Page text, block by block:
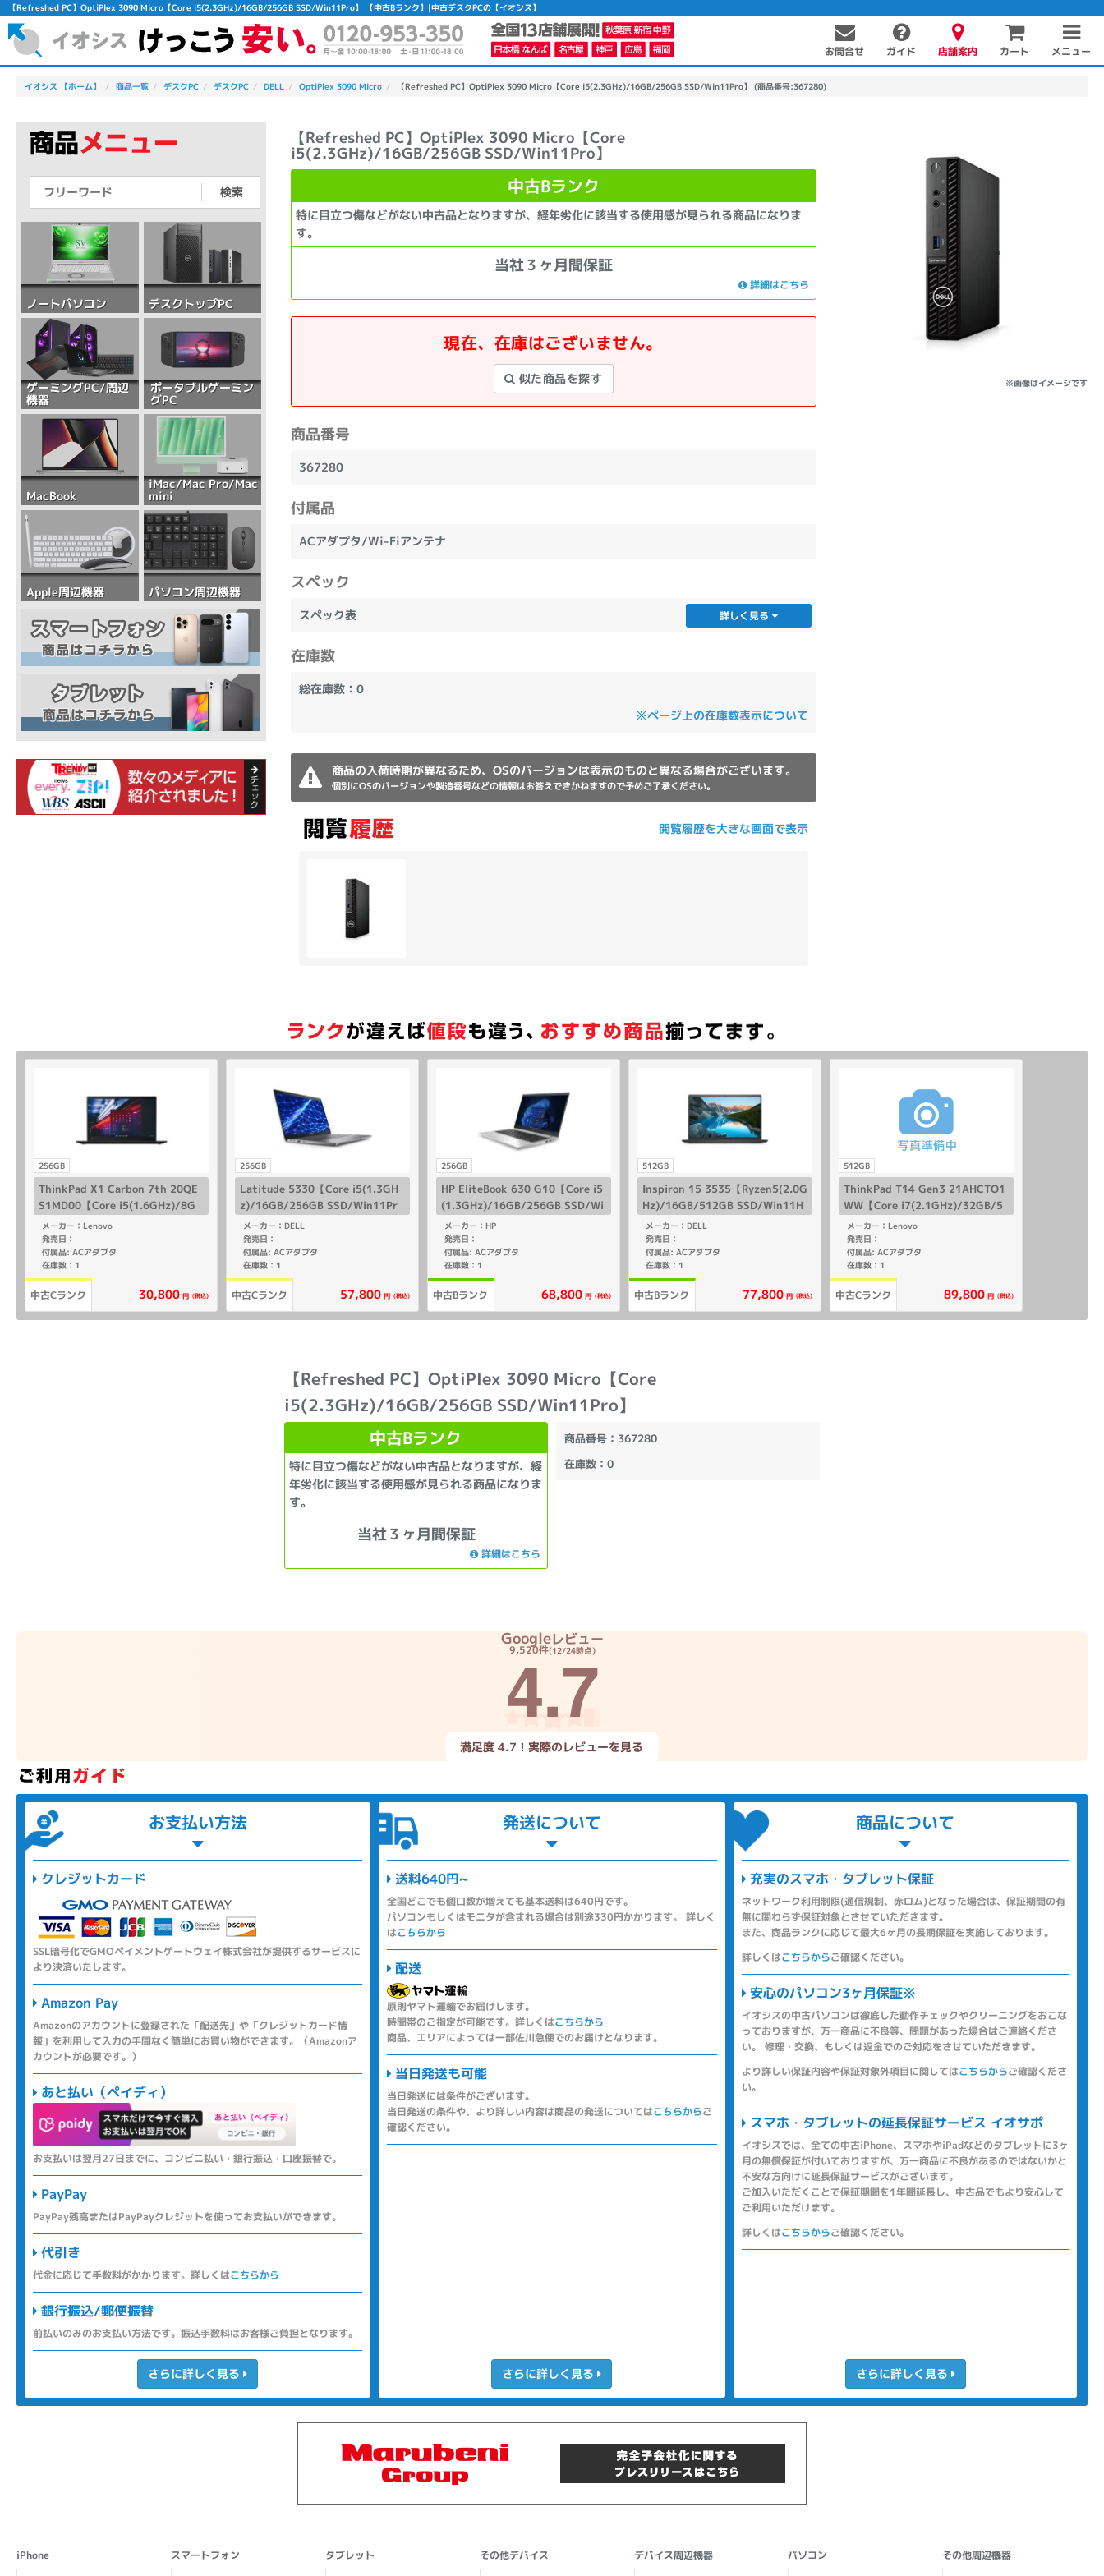
【Refreshed PC】OptiPlex 3090 Micro【Core i5(2.3GHz)/16GB/256GB SSD/Win11Pro】 【中古Bランク】|中古デスクPCの【イオシス】
お問合せ ガイド 店舗案内 カート メニュー
イオシス 【ホーム】 商品一覧 デスクPC デスクPC DELL OptiPlex 3090 Micro 【Refreshed PC】OptiPlex 3090 Micro【Core i5(2.3GHz)/16GB/256GB SSD/Win11Pro】 (商品番号:367280)
【Refreshed PC】OptiPlex 3090 Micro【Core
i5(2.3GHz)/16GB/256GB SSD/Win11Pro】
※画像はイメージです
中古Bランク
特に目立つ傷などがない中古品となりますが、経年劣化に該当する使用感が見られる商品になりま
す。
当社３ヶ月間保証
詳細はこちら
現在、在庫はございません。
似た商品を探す
商品番号
367280
付属品
ACアダプタ/Wi-Fiアンテナ
スペック
スペック表 詳しく見る
在庫数
総在庫数：0
※ページ上の在庫数表示について
商品の入荷時期が異なるため、OSのバージョンは表示のものと異なる場合がございます。
個別にOSのバージョンや製造番号などの情報はお答えできかねますので予めご了承ください。
閲覧履歴を大きな画面で表示
検索
ノートパソコン デスクトップPC
ゲーミングPC/周辺
機器
ポータブルゲーミン
グPC
MacBook
iMac/Mac Pro/Mac
mini
Apple周辺機器 パソコン周辺機器
256GB
ThinkPad X1 Carbon 7th 20QE
S1MD00【Core i5(1.6GHz)/8G
B/256GB SSD/Win11Pro】
メーカー：Lenovo
発売日：
付属品: ACアダプタ
在庫数：1
中古Cランク 30,800 円 (税込)
256GB
Latitude 5330【Core i5(1.3GH
z)/16GB/256GB SSD/Win11Pr
o】
メーカー：DELL
発売日：
付属品: ACアダプタ
在庫数：1
中古Cランク 57,800 円 (税込)
256GB
HP EliteBook 630 G10【Core i5
(1.3GHz)/16GB/256GB SSD/Wi
n11Pro】
メーカー：HP
発売日：
付属品: ACアダプタ
在庫数：1
中古Bランク 68,800 円 (税込)
512GB
Inspiron 15 3535【Ryzen5(2.0G
Hz)/16GB/512GB SSD/Win11H
ome】
メーカー：DELL
発売日：
付属品: ACアダプタ
在庫数：1
中古Bランク 77,800 円 (税込)
512GB
ThinkPad T14 Gen3 21AHCTO1
WW【Core i7(2.1GHz)/32GB/5
12GB SSD/Win11Pro】
メーカー：Lenovo
発売日：
付属品: ACアダプタ
在庫数：1
中古Cランク 89,800 円 (税込)
【Refreshed PC】OptiPlex 3090 Micro【Core
i5(2.3GHz)/16GB/256GB SSD/Win11Pro】
中古Bランク
特に目立つ傷などがない中古品となりますが、経
年劣化に該当する使用感が見られる商品になりま
す。
当社３ヶ月間保証
詳細はこちら
商品番号：367280
在庫数：0
Googleレビュー
9,520件(12/24時点)
4.7
満足度 4.7！実際のレビューを見る
お支払い方法
クレジットカード
SSL暗号化でGMOペイメントゲートウェイ株式会社が提供するサービスに
より決済いたします。
Amazon Pay
Amazonのアカウントに登録された「配送先」や「クレジットカード情
報」を利用して入力の手間なく簡単にお買い物ができます。（Amazonア
カウントが必要です。）
あと払い（ペイディ）
お支払いは翌月27日までに、コンビニ払い・銀行振込・口座振替で。
PayPay
PayPay残高またはPayPayクレジットを使ってお支払いができます。
代引き
代金に応じて手数料がかかります。詳しくはこちらから
銀行振込/郵便振替
前払いのみのお支払い方法です。振込手数料はお客様ご負担となります。
さらに詳しく見る
発送について
送料640円~
全国どこでも個口数が増えても基本送料は640円です。
パソコンもしくはモニタが含まれる場合は別途330円かかります。 詳しく
はこちらから
配送
原則ヤマト運輸でお届けします。
時間帯のご指定が可能です。詳しくはこちらから
商品、エリアによっては一部佐川急便でのお届けとなります。
当日発送も可能
当日発送には条件がございます。
当日発送の条件や、より詳しい内容は商品の発送についてはこちらからご
確認ください。
さらに詳しく見る
商品について
充実のスマホ・タブレット保証
ネットワーク利用制限(通信規制、赤ロム)となった場合は、保証期間の有
無に関わらず保証対象とさせていただきます。
また、商品ランクに応じて最大6ヶ月の長期保証を実施しております。
詳しくはこちらからご確認ください。
安心のパソコン3ヶ月保証※
イオシスの中古パソコンは徹底した動作チェックやクリーニングをおこな
っておりますが、万一商品に不良等、問題があった場合はご連絡くださ
い。 修理・交換、もしくは返金でのご対応をさせていただきます。
より詳しい保証内容や保証対象外項目に関してはこちらからご確認くださ
い。
スマホ・タブレットの延長保証サービス イオサポ
イオシスでは、全ての中古iPhone、スマホやiPadなどのタブレットに3ヶ
月の無償保証が付いておりますが、万一商品に不良があるのではないかと
不安な方向けに延長保証サービスがございます。
ご加入いただくことで保証期間を1年間延長し、中古品でもより安心して
ご利用いただけます。
詳しくはこちらからご確認ください。
さらに詳しく見る
iPhone スマートフォン
タブレット
その他デバイス デバイス周辺機器 パソコン その他周辺機器